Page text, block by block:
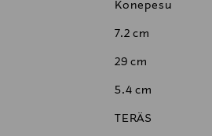
Konepesu
7.2 cm
29 cm
5.4 cm
TERÄS